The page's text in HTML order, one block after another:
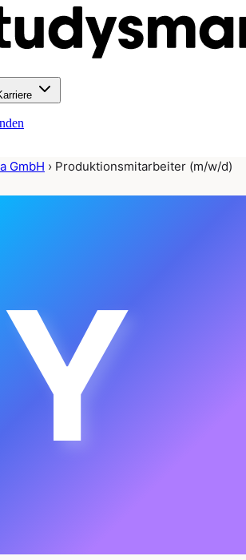
GmbH › Produktionsmitarbeiter (m/w/d)
Y